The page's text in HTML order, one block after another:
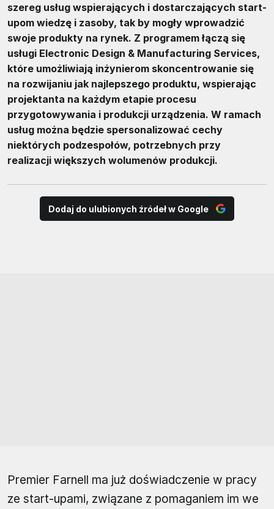
szereg usług wspierających i dostarczających start-
upom wiedzę i zasoby, tak by mogły wprowadzić
swoje produkty na rynek. Z programem łączą się
usługi Electronic Design & Manufacturing Services,
które umożliwiają inżynierom skoncentrowanie się
na rozwijaniu jak najlepszego produktu, wspierając
projektanta na każdym etapie procesu
przygotowywania i produkcji urządzenia. W ramach
usług można będzie spersonalizować cechy
niektórych podzespołów, potrzebnych przy
realizacji większych wolumenów produkcji.
Dodaj do ulubionych źródeł w Google
Premier Farnell ma już doświadczenie w pracy
ze start-upami, związane z pomaganiem im we